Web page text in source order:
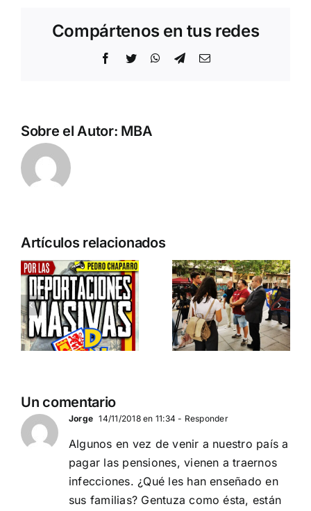
Compártenos en tus redes
Facebook
Twitter WhatsApp
TelegramCorreo
Sobre el Autor: MBA
Artículos relacionados
Acto en
Barcelona:
España y
Serbia
contra el
separatismo
EN BARCELONA
acto DN
contra la
invasión
migratoria
y el gran
Un comentario
Jorge 14/11/2018 en 11:34 - Responder
Algunos en vez de venir a nuestro país a
pagar las pensiones, vienen a traernos
infecciones. ¿Qué les han enseñado en
sus familias? Gentuza como ésta, están